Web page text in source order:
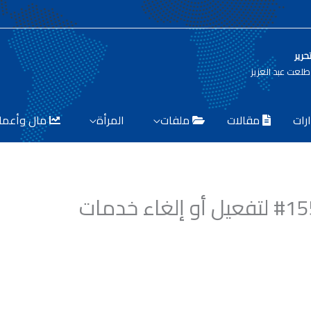
عبد العزيز
مقالات ملفات المرأة مال
“القومي الاتصالات” يفعل *155# لتفعيل أو إلغاء خدمات